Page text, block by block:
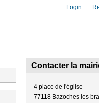
Login
Contacter la
4 place de l'église
77118 Bazoches les